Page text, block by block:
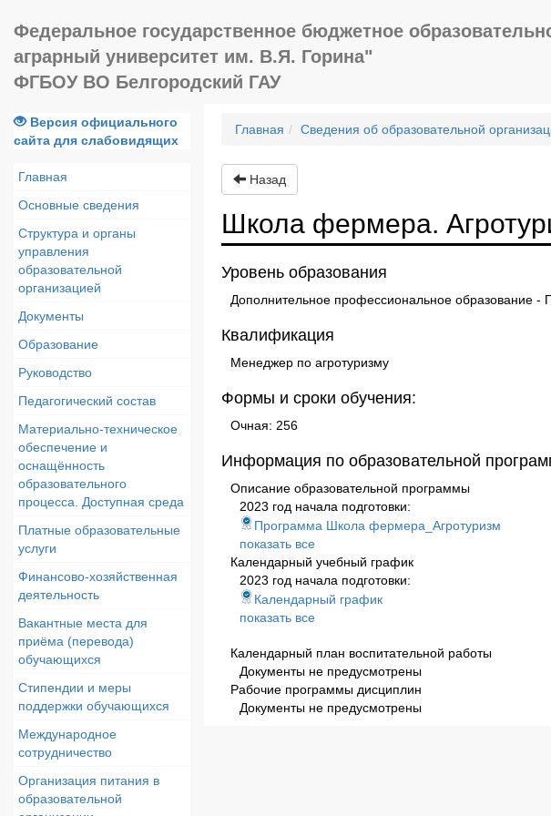
Федеральное государственное бюджетное
аграрный университет им. В.Я. Горина"
ФГБОУ ВО Белгородский ГАУ
Версия официального
сайта для слабовидящих
Главная
Основные сведения
Структура и органы
управления
образовательной
организацией
Документы
Образование
Руководство
Педагогический состав
Материально-техническое
обеспечение и
оснащённость
образовательного
процесса. Доступная среда
Платные образовательные
услуги
Финансово-хозяйственная
деятельность
Вакантные места для
приёма (перевода)
обучающихся
Стипендии и меры
поддержки обучающихся
Международное
сотрудничество
Организация питания в
образовательной
Главная Сведения об образовательной
Назад
Школа фермера.
Уровень образования
Дополнительное профессиональное образование -
Квалификация
Менеджер по агротуризму
Формы и сроки обучения:
Очная: 256
Информация по образовательной
Описание образовательной программы
2023 год начала подготовки:
Программа Школа фермера_Агротуризм
показать все
Календарный учебный график
2023 год начала подготовки:
Календарный график
показать все
Календарный план воспитательной работы
Документы не предусмотрены
Рабочие программы дисциплин
Документы не предусмотрены